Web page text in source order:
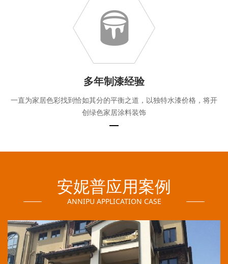
多年制漆经验
一直为家居色彩找到恰如其分的平衡之道，以独特水漆价格，将开
创绿色家居涂料装饰
安妮普应用案例
ANNIPU APPLICATION CASE